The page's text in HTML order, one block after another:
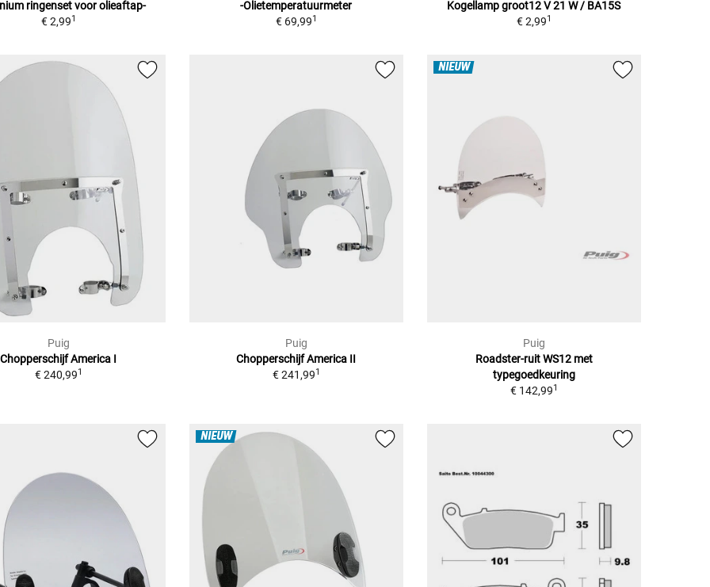
ringenset voor olieaftap-
€ 2,991
-Olietemperatuurmeter
€ 69,991
Kogellamp groot12 V 21 W / BA15S
€ 2,991
Puig
Chopperschijf America I
€ 240,991
Puig
Chopperschijf America II
€ 241,991
NIEUW
Puig
Roadster-ruit WS12 met
typegoedkeuring
€ 142,991
NIEUW